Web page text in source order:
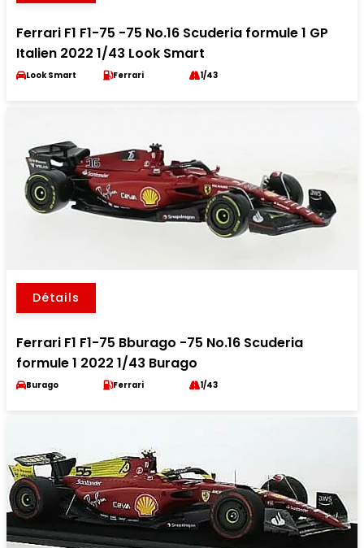
Ferrari F1 F1-75 -75 No.16 Scuderia formule 1 GP
Italien 2022 1/43 Look Smart
Look Smart Ferrari 1/43
Détails
Ferrari F1 F1-75 Bburago -75 No.16 Scuderia
formule 1 2022 1/43 Burago
Burago Ferrari 1/43